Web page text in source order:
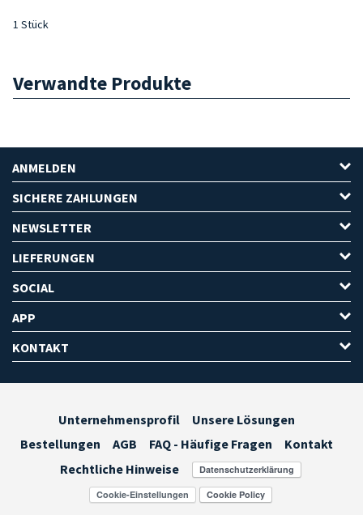
1 Stück
Verwandte Produkte
ANMELDEN
SICHERE ZAHLUNGEN
NEWSLETTER
LIEFERUNGEN
SOCIAL
APP
KONTAKT
Unternehmensprofil
Unsere Lösungen
Bestellungen
AGB FAQ - Häufige Fragen
Kontakt
Rechtliche Hinweise
Cookie-Einstellungen